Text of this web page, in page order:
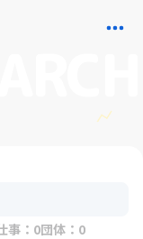
事：0団体：0